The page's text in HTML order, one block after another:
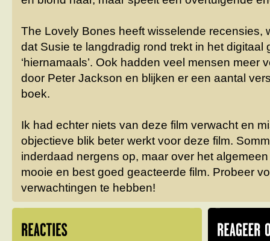
The Lovely Bones heeft wisselende recensies,
dat Susie te langdradig rond trekt in het digitaal
‘hiernamaals’. Ook hadden veel mensen meer
door Peter Jackson en blijken er een aantal
boek.
Ik had echter niets van deze film verwacht en
objectieve blik beter werkt voor deze film.
inderdaad nergens op, maar over het
mooie en best goed geacteerde film. Probeer
verwachtingen te hebben!